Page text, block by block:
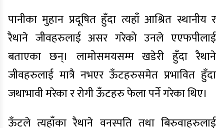
पानीका मुहान प्रदूषित हुँदा त्यहाँ आश्रित स्थानीय र
रैथाने जीवहरुलाई असर गरेको उनले एएफपीलाई
बताएका छन्। लामोसमयसम्म खडेरी हुँदा रैथाने
जीवहरुलाई मात्रै नभएर ऊँटहरुसमेत प्रभावित हुँदा
जथाभावी मरेका र रोगी ऊँटहरु फेला पर्ने गरेका थिए।
ऊँटले त्यहाँका रैथाने वनस्पति तथा बिरुवाहरुलाई